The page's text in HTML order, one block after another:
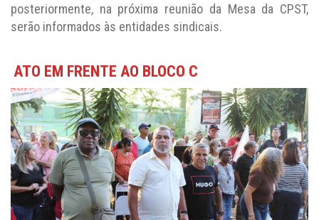
posteriormente, na próxima reunião da Mesa da CPST,
serão informados às entidades sindicais.
ATO EM FRENTE AO BLOCO C